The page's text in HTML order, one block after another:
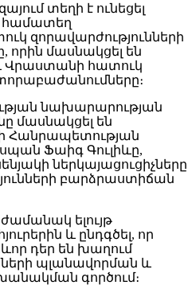
տեղի է ունեցել
համատեղ
զորավարժությունների
որին մասնակցել են
Վրաստանի հատուկ
նախարարության
մասնակցել են
Հանրապետության
Ֆաիգ Գուլիևը,
ներկայացուցիչները
բարձրաստիճան
ելույթ
և ընդգծել, որ
դեր են խաղում
պլանավորման և
գործում։